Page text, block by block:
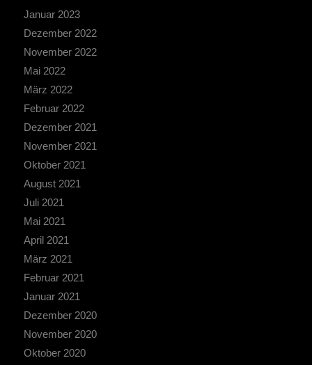
Januar 2023
Dezember 2022
November 2022
Mai 2022
März 2022
Februar 2022
Dezember 2021
November 2021
Oktober 2021
August 2021
Juli 2021
Mai 2021
April 2021
März 2021
Februar 2021
Januar 2021
Dezember 2020
November 2020
Oktober 2020